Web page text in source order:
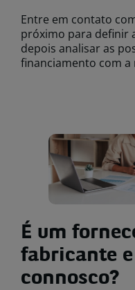
Entre em contato
próximo para definir
depois analisar as
financiamento com a
É um
fabricante
connosco?